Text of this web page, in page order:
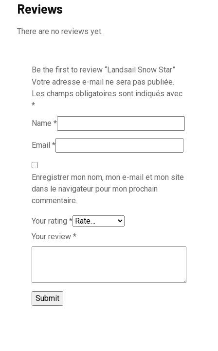
Reviews
There are no reviews yet.
Be the first to review “Landsail Snow Star”
Votre adresse e-mail ne sera pas publiée.
Les champs obligatoires sont indiqués avec
*
Name *
Email *
Enregistrer mon nom, mon e-mail et mon site
dans le navigateur pour mon prochain
commentaire.
Your rating *
Your review *